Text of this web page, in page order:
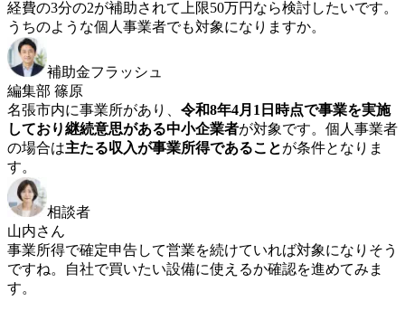
経費の3分の2が補助されて上限50万円なら検討したいです。
うちのような個人事業者でも対象になりますか。
補助金フラッシュ
編集部 篠原
名張市内に事業所があり、 令和8年4月1日時点で事業を実施
しており継続意思がある中小企業者が対象です。個人事業者
の場合は主たる収入が事業所得であることが条件となりま
す。
相談者
山内さん
事業所得で確定申告して営業を続けていれば対象になりそう
ですね。自社で買いたい設備に使えるか確認を進めてみま
す。